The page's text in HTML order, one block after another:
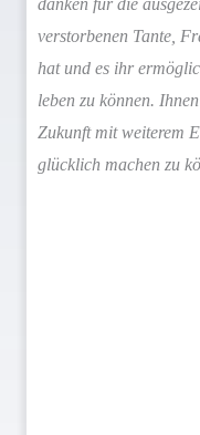
verstorbenen Tante,
hat und es ihr
leben zu können.
Zukunft mit weiterem
glücklich machen zu